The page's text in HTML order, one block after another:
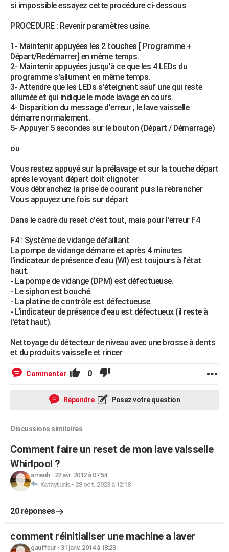
si impossible essayez cette procédure ci-dessous
PROCEDURE : Revenir paramètres usine.
1- Maintenir appuyées les 2 touches [ Programme +
Départ/Redémarrer] en même temps.
2- Maintenir appuyées jusqu'à ce que les 4 LEDs du
programme s'allument en même temps.
3- Attendre que les LEDs s'éteignent sauf une qui reste
allumée et qui indique le mode lavage en cours.
4- Disparition du message d'erreur , le lave vaisselle
démarre normalement.
5- Appuyer 5 secondes sur le bouton (Départ / Démarrage)
ou
Vous restez appuyé sur la prélavage et sur la touche départ
après le voyant départ doit clignoter
Vous débranchez la prise de courant puis la rebrancher
Vous appuyez une fois sur départ
Dans le cadre du reset c'est tout, mais pour l'erreur F4
F4 : Système de vidange défaillant
La pompe de vidange démarre et après 4 minutes
l'indicateur de présence d'eau (WI) est toujours à l'état
haut.
- La pompe de vidange (DPM) est défectueuse.
- Le siphon est bouché.
- La platine de contrôle est défectueuse.
- L'indicateur de présence d'eau est défectueux (il reste à
l'état haut).
Nettoyage du détecteur de niveau avec une brosse à dents
et du produits vaisselle et rincer
Commenter 0
Répondre Posez votre question
Discussions similaires
Comment faire un reset de mon lave vaisselle
Whirlpool ?
amarih- 22 avr. 2012 à 07:54
Kathytunis- 28 oct. 2023 à 12:18
20 réponses
comment réinitialiser une machine a laver
gauffeur- 31 janv. 2014 à 18:23